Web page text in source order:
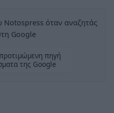
Notospress όταν αναζητάς
Google
πηγή
της Google